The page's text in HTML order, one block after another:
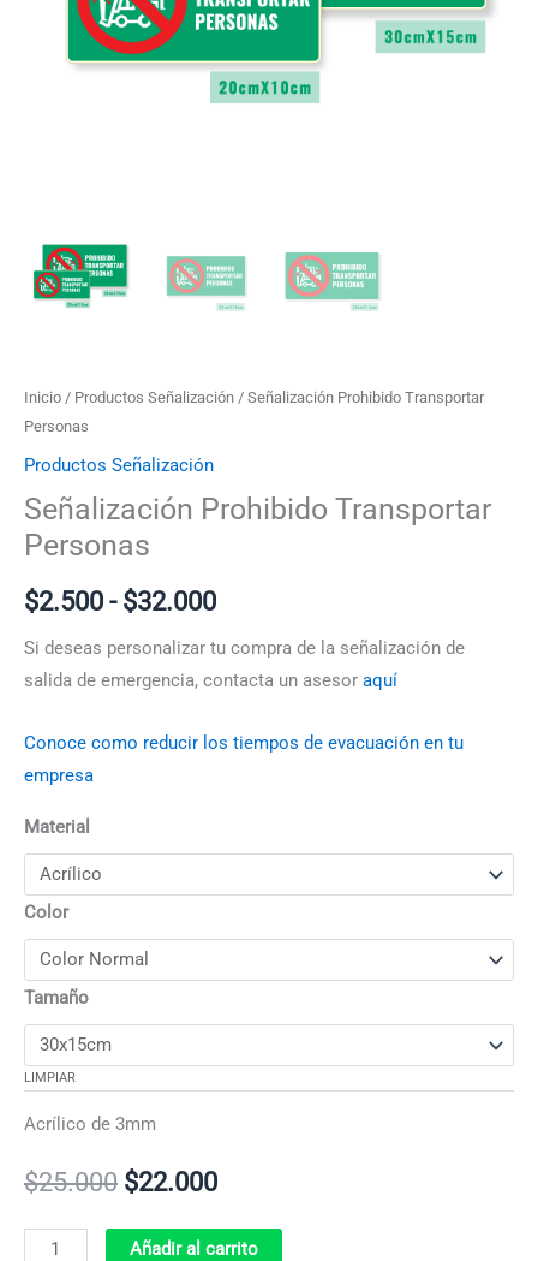
Inicio / Productos Señalización / Señalización Prohibido Transportar
Personas
Productos Señalización
Señalización Prohibido Transportar
Personas
$2.500 - $32.000
$32.000
Si deseas personalizar tu compra de la señalización de
salida de emergencia, contacta un asesor aquí
Conoce como reducir los tiempos de evacuación en tu
empresa
Material
Color
Tamaño
LIMPIAR
Acrílico de 3mm
$25.000 $22.000
Añadir al carrito